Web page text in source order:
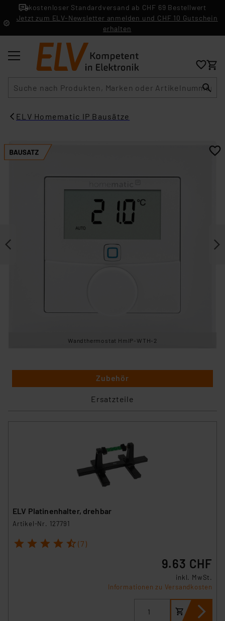
kostenloser Standardversand ab CHF 69 Bestellwert
Jetzt zum ELV-Newsletter anmelden und CHF 10 Gutschein
erhalten
ELV Homematic IP Bausätze
Wandthermostat HmIP-WTH-2
Zubehör
Ersatzteile
ELV Platinenhalter, drehbar
Artikel-Nr. 127791
1 2 3 4 5 (7)
9.63 CHF
inkl. MwSt.
Informationen zu Versandkosten